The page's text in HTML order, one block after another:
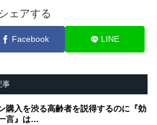
シェアする
Facebook LINE
事
購入を渋る高齢者を説得するのに『効
言』は…